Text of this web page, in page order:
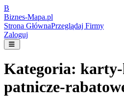
B
Biznes-Mapa.pl
Strona GłównaPrzeglądaj Firmy
Zaloguj
Kategoria:
patnicze-